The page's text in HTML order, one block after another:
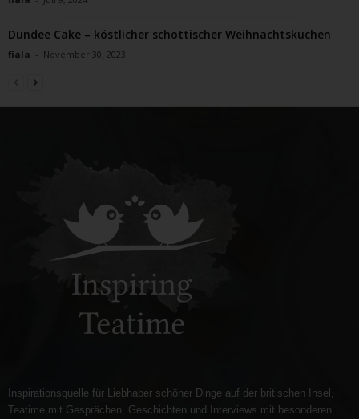
Dundee Cake – köstlicher schottischer Weihnachtskuchen
fiala - November 30, 2023
Inspirationsquelle für Liebhaber schöner Dinge auf der britischen Insel,
Teatime mit Gesprächen, Geschichten und Interviews mit besonderen